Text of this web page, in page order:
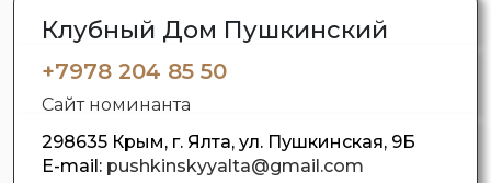
Клубный Дом Пушкинский
+7978 204 85 50
Сайт номинанта
298635 Крым, г. Ялта, ул. Пушкинская, 9Б
E-mail: pushkinskyyalta@gmail.com